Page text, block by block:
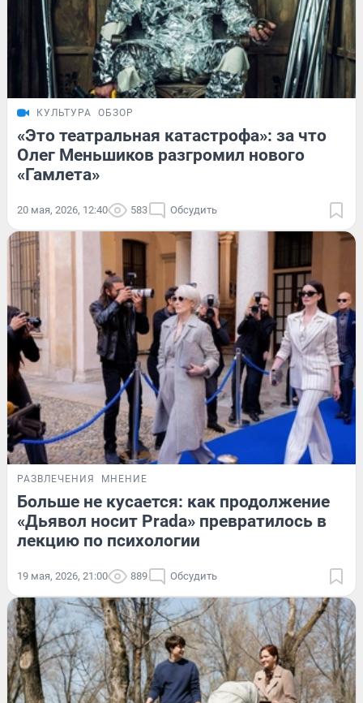
КУЛЬТУРА ОБЗОР
«Это театральная катастрофа»: за что
Олег Меньшиков разгромил нового
«Гамлета»
20 мая, 2026, 12:40 583 Обсудить
РАЗВЛЕЧЕНИЯ МНЕНИЕ
Больше не кусается: как продолжение
«Дьявол носит Prada» превратилось в
лекцию по психологии
19 мая, 2026, 21:00 889 Обсудить